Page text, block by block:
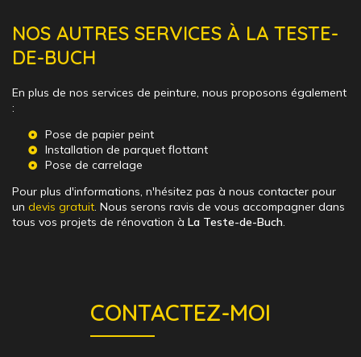
NOS AUTRES SERVICES À LA TESTE-
DE-BUCH
En plus de nos services de peinture, nous proposons également
:
Pose de papier peint
Installation de parquet flottant
Pose de carrelage
Pour plus d'informations, n'hésitez pas à nous contacter pour
un devis gratuit. Nous serons ravis de vous accompagner dans
tous vos projets de rénovation à La Teste-de-Buch.
CONTACTEZ-MOI